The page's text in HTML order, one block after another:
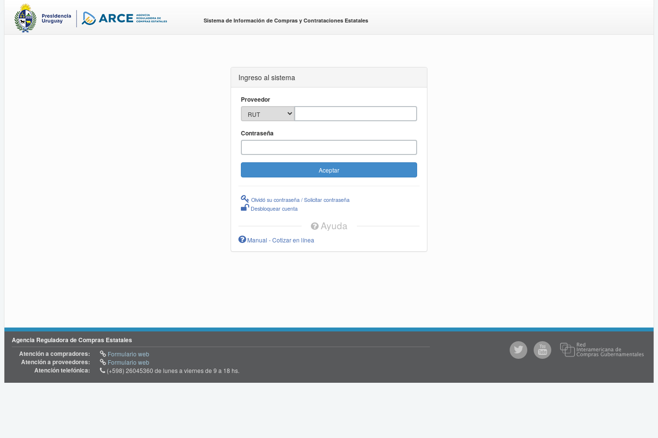
Sistema de Información de Compras y Contrataciones Estatales
Ingreso al sistema
Proveedor
Contraseña
Olvidó su contraseña / Solicitar contraseña
Desbloquear cuenta
Ayuda
Manual - Cotizar en línea
Agencia Reguladora de Compras Estatales
Atención a compradores:
Formulario web
Atención a proveedores: Formulario web
Atención telefónica: (+598) 26045360 de lunes a viernes de 9 a 18 hs.
@comprasgubuy
ACCE
Youtube